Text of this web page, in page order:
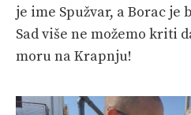
je ime Spužvar, a Borac je
Sad više ne možemo kriti
moru na Krapnju!